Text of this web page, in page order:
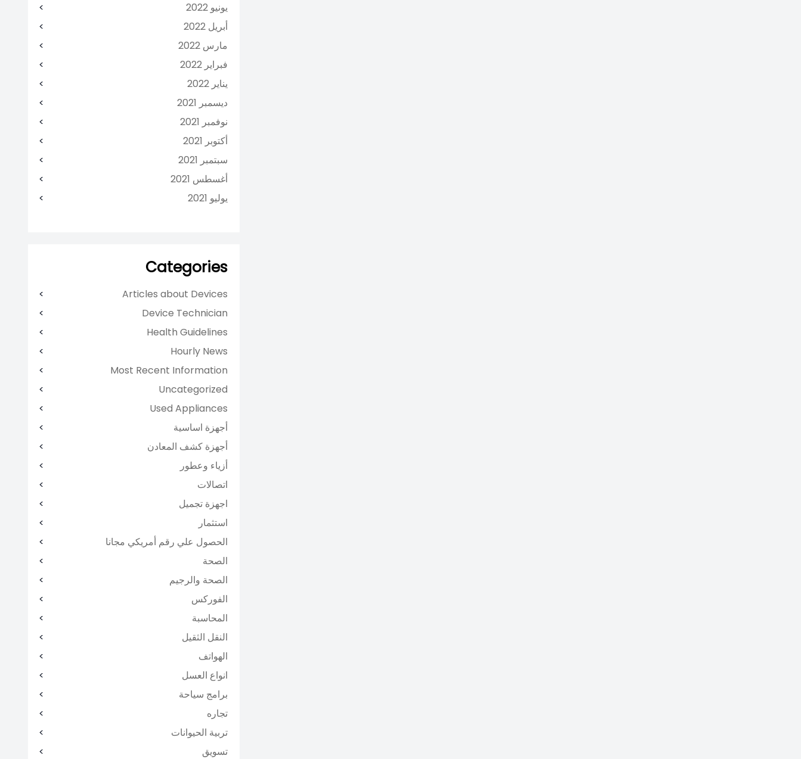
يونيو 2022
أبريل 2022
مارس 2022
فبراير 2022
يناير 2022
ديسمبر 2021
نوفمبر 2021
أكتوبر 2021
سبتمبر 2021
أغسطس 2021
يوليو 2021
Categories
Articles about Devices
Device Technician
Health Guidelines
Hourly News
Most Recent Information
Uncategorized
Used Appliances
أجهزة اساسية
أجهزة كشف المعادن
أزياء وعطور
اتصالات
اجهزة تجميل
استثمار
الحصول علي رقم أمريكي مجانا
الصحة
الصحة والرجيم
الفوركس
المحاسبة
النقل الثقيل
الهواتف
انواع العسل
برامج سياحة
تجاره
تربية الحيوانات
تسويق